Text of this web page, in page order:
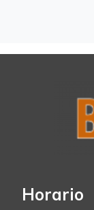
Horario